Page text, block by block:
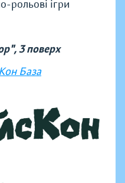
рольові ігри
3 поверх
База